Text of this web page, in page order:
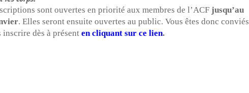
sont ouvertes en priorité aux membres de l’ACF jusqu’au
. Elles seront ensuite ouvertes au public. Vous êtes donc conviés
inscrire dès à présenten cliquant sur ce lien.